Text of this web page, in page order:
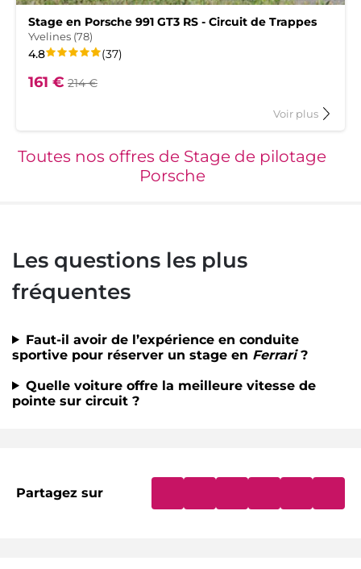
Stage en Porsche 991 GT3 RS - Circuit de Trappes
Yvelines (78)
La
de
4.8sur
(37avis
)
161 € 214 €
Voir plusà
produit
Stage
Toutes nos offres de Stage de pilotage
Porsche
Les questions les plus
fréquentes
Faut-il avoir de l’expérience en conduite
sportive pour réserver un stage en Ferrari?
Quelle voiture offre la meilleure vitesse de
pointe sur circuit ?
Partagez sur